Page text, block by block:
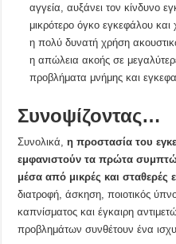
αγγεία, αυξάνει τον κίνδυνο
μικρότερο όγκο εγκεφάλου και
η πολύ δυνατή χρήση
η απώλεια ακοής σε
προβλήματα μνήμης και
Συνοψίζοντας…
Συνολικά,η προστασία του
εμφανιστούν τα πρώτα
μέσα από μικρές και σταθερές
διατροφή, άσκηση, ποιοτικός
καπνίσματος και έγκαιρη
προβλημάτων συνθέτουν ένα